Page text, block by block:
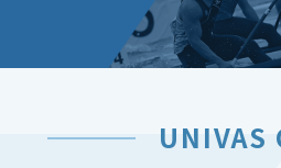
UNIVAS